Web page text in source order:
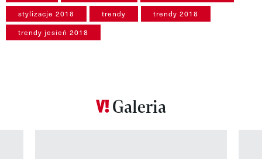
stylizacje 2018 trendy trendy 2018
trendy jesień 2018
Galeria